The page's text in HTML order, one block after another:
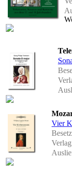
Vier